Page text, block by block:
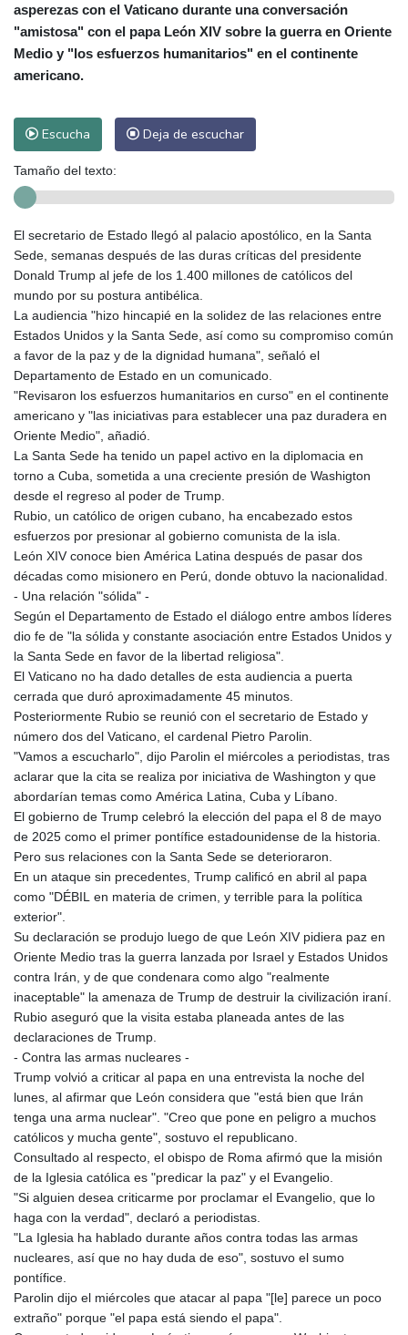
asperezas con el Vaticano durante una conversación
"amistosa" con el papa León XIV sobre la guerra en Oriente
Medio y "los esfuerzos humanitarios" en el continente
americano.
Escucha Deja de escuchar
Tamaño del texto:
El secretario de Estado llegó al palacio apostólico, en la Santa
Sede, semanas después de las duras críticas del presidente
Donald Trump al jefe de los 1.400 millones de católicos del
mundo por su postura antibélica.
La audiencia "hizo hincapié en la solidez de las relaciones entre
Estados Unidos y la Santa Sede, así como su compromiso común
a favor de la paz y de la dignidad humana", señaló el
Departamento de Estado en un comunicado.
"Revisaron los esfuerzos humanitarios en curso" en el continente
americano y "las iniciativas para establecer una paz duradera en
Oriente Medio", añadió.
La Santa Sede ha tenido un papel activo en la diplomacia en
torno a Cuba, sometida a una creciente presión de Washigton
desde el regreso al poder de Trump.
Rubio, un católico de origen cubano, ha encabezado estos
esfuerzos por presionar al gobierno comunista de la isla.
León XIV conoce bien América Latina después de pasar dos
décadas como misionero en Perú, donde obtuvo la nacionalidad.
- Una relación "sólida" -
Según el Departamento de Estado el diálogo entre ambos líderes
dio fe de "la sólida y constante asociación entre Estados Unidos y
la Santa Sede en favor de la libertad religiosa".
El Vaticano no ha dado detalles de esta audiencia a puerta
cerrada que duró aproximadamente 45 minutos.
Posteriormente Rubio se reunió con el secretario de Estado y
número dos del Vaticano, el cardenal Pietro Parolin.
"Vamos a escucharlo", dijo Parolin el miércoles a periodistas, tras
aclarar que la cita se realiza por iniciativa de Washington y que
abordarían temas como América Latina, Cuba y Líbano.
El gobierno de Trump celebró la elección del papa el 8 de mayo
de 2025 como el primer pontífice estadounidense de la historia.
Pero sus relaciones con la Santa Sede se deterioraron.
En un ataque sin precedentes, Trump calificó en abril al papa
como "DÉBIL en materia de crimen, y terrible para la política
exterior".
Su declaración se produjo luego de que León XIV pidiera paz en
Oriente Medio tras la guerra lanzada por Israel y Estados Unidos
contra Irán, y de que condenara como algo "realmente
inaceptable" la amenaza de Trump de destruir la civilización iraní.
Rubio aseguró que la visita estaba planeada antes de las
declaraciones de Trump.
- Contra las armas nucleares -
Trump volvió a criticar al papa en una entrevista la noche del
lunes, al afirmar que León considera que "está bien que Irán
tenga una arma nuclear". "Creo que pone en peligro a muchos
católicos y mucha gente", sostuvo el republicano.
Consultado al respecto, el obispo de Roma afirmó que la misión
de la Iglesia católica es "predicar la paz" y el Evangelio.
"Si alguien desea criticarme por proclamar el Evangelio, que lo
haga con la verdad", declaró a periodistas.
"La Iglesia ha hablado durante años contra todas las armas
nucleares, así que no hay duda de eso", sostuvo el sumo
pontífice.
Parolin dijo el miércoles que atacar al papa "[le] parece un poco
extraño" porque "el papa está siendo el papa".